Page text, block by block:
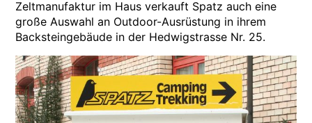
Zeltmanufaktur im Haus verkauft Spatz auch eine
große Auswahl an Outdoor-Ausrüstung in ihrem
Backsteingebäude in der Hedwigstrasse Nr. 25.